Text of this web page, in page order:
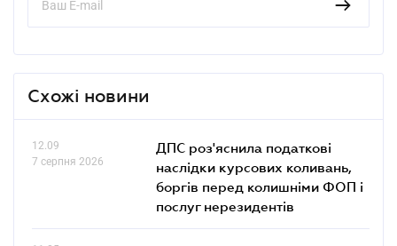
Схожі новини
12.09
7 серпня 2026
ДПС роз'яснила податкові
наслідки курсових коливань,
боргів перед колишніми ФОП і
послуг нерезидентів